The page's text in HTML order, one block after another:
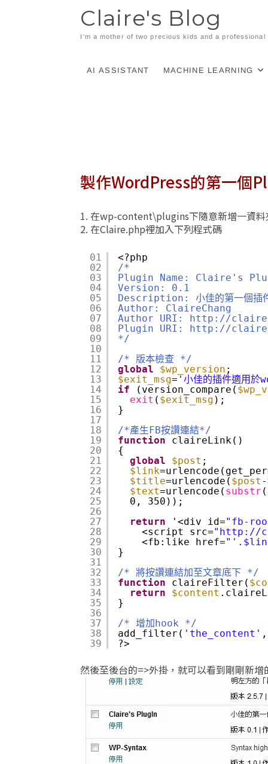
Claire's Blog
I'm a mother of two precious kids and a professional
AI ASSISTANT MACHINE LEARNING
製作WordPress的第一個
1. 在wp-content\plugins下隨意新增一資
2. 在Claire.php裡加入下列程式碼
01
02
03
04
05
06
07
08
09
10
11
12
13
14
15
16
17
18
19
20
21
22
23
24
25
26
27
28
29
30
31
32
33
34
35
36
37
38
39
<?php
/*
Plugin Name: Claire's
Version: 0.1
Description: 小佳的第一個插
Author: ClaireChang
Author URI: http://claire-
Plugin URI: http://claire-
*/
/* 版本檢查 */
global
$wp_version ;
$exit_msg= '小佳的插件適用
if
(version_compare(
exit ( $exit_msg );
}
/*產生FB按讚連結*/
function
claireLink()
{
global
$post ;
$link
$title=urlencode( $post
$text=urlencode( substr (
0, 350));
return
'<div id="fb-
<script src="http://
<fb:like href=
}
/* 將按讚連結加至文章底下 */
function
claireFilter(
return
$content
}
/* 增加hook */
add_filter( 'the_content'
?>
然後至後台的=>外掛，就可以看到剛剛新